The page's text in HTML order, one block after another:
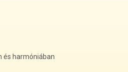
és harmóniában